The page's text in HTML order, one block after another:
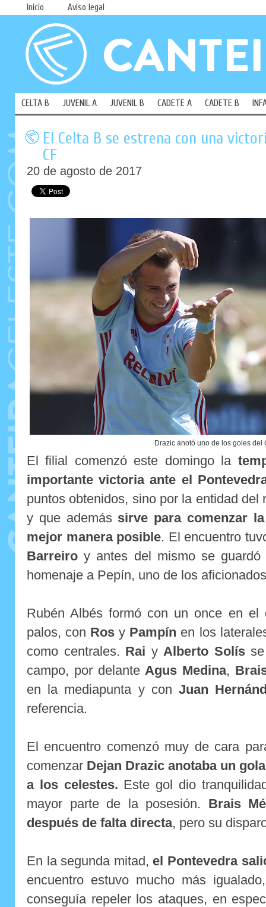
Inicio Aviso legal
CELTA B JUVENIL A JUVENIL B CADETE A CADETE B
El Celta B se estrena con una
CF
20 de agosto de 2017
Drazic anotó uno de los goles del
El filial comenzó este domingo la
importante victoria ante el
puntos obtenidos, sino por la entidad del
y que además sirve para comenzar
mejor manera posible. El encuentro
Barreiro y antes del mismo se
homenaje a Pepín, uno de los
Rubén Albés formó con un once en
palos, con Ros y Pampín en los
como centrales. Rai y Alberto Solísse
campo, por delante Agus Medina,
en la mediapunta y con Juan
referencia.
El encuentro comenzó muy de cara
comenzar Dejan Drazic anotaba un
a los celestes. Este gol dio
mayor parte de la posesión. Brais
después de falta directa, pero su
En la segunda mitad, el Pontevedra
encuentro estuvo mucho más
conseguía repeler los ataques, en